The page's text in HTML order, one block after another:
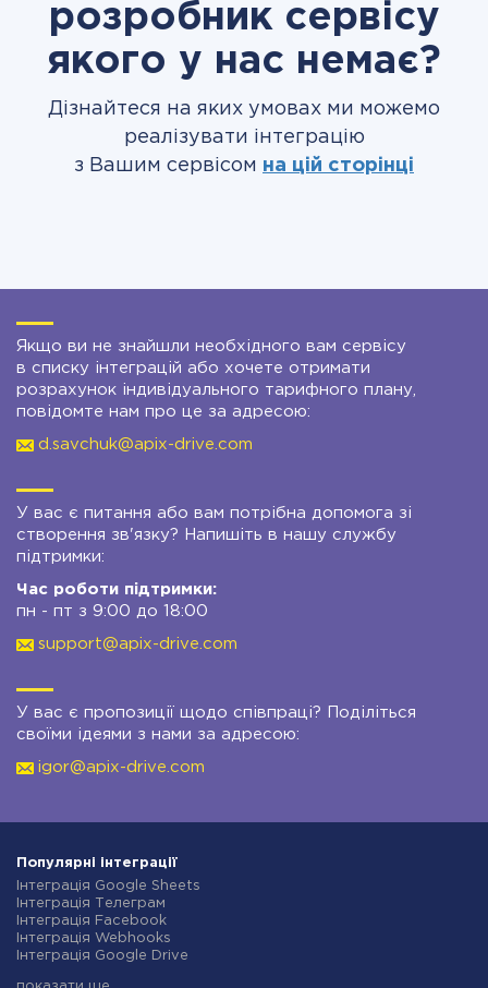
розробник сервісу
якого у нас немає?
Дізнайтеся на яких умовах ми можемо
реалізувати інтеграцію
з Вашим сервісом на цій сторінці
Якщо ви не знайшли необхідного вам сервісу
в списку інтеграцій або хочете отримати
розрахунок індивідуального тарифного плану,
повідомте нам про це за адресою:
d.savchuk@apix-drive.com
У вас є питання або вам потрібна допомога зі
створення зв'язку? Напишіть в нашу службу
підтримки:
Час роботи підтримки:
пн - пт з 9:00 до 18:00
support@apix-drive.com
У вас є пропозиції щодо співпраці? Поділіться
своїми ідеями з нами за адресою:
igor@apix-drive.com
Популярні інтеграції
Інтеграція Google Sheets
Інтеграція Телеграм
Інтеграція Facebook
Інтеграція Webhooks
Інтеграція Google Drive